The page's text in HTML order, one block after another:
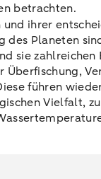
betrachten.
und ihrer
des Planeten
sie zahlreichen
Überfischung,
führen
Vielfalt,